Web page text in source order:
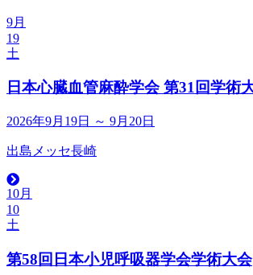
9月
19
土
日本心臓血管麻酔学会 第31回学術
2026年9月19日 ～ 9月20日
出島メッセ長崎
10月
10
土
第58回日本小児呼吸器学会学術大会